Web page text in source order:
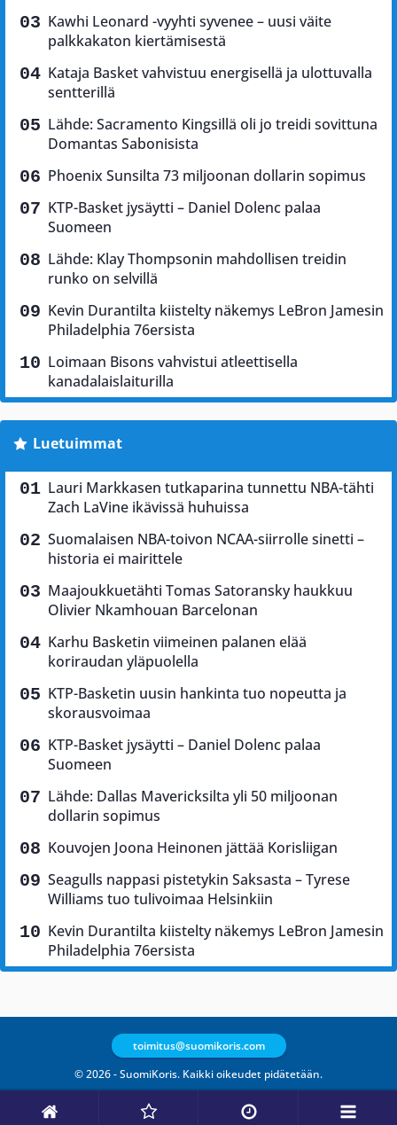
Kawhi Leonard -vyyhti syvenee – uusi väite
palkkakaton kiertämisestä
Kataja Basket vahvistuu energisellä ja ulottuvalla
sentterillä
Lähde: Sacramento Kingsillä oli jo treidi sovittuna
Domantas Sabonisista
Phoenix Sunsilta 73 miljoonan dollarin sopimus
KTP-Basket jysäytti – Daniel Dolenc palaa
Suomeen
Lähde: Klay Thompsonin mahdollisen treidin
runko on selvillä
Kevin Durantilta kiistelty näkemys LeBron Jamesin
Philadelphia 76ersista
Loimaan Bisons vahvistui atleettisella
kanadalaislaiturilla
Luetuimmat
Lauri Markkasen tutkaparina tunnettu NBA-tähti
Zach LaVine ikävissä huhuissa
Suomalaisen NBA-toivon NCAA-siirrolle sinetti –
historia ei mairittele
Maajoukkuetähti Tomas Satoransky haukkuu
Olivier Nkamhouan Barcelonan
Karhu Basketin viimeinen palanen elää
koriraudan yläpuolella
KTP-Basketin uusin hankinta tuo nopeutta ja
skorausvoimaa
KTP-Basket jysäytti – Daniel Dolenc palaa
Suomeen
Lähde: Dallas Mavericksilta yli 50 miljoonan
dollarin sopimus
Kouvojen Joona Heinonen jättää Korisliigan
Seagulls nappasi pistetykin Saksasta – Tyrese
Williams tuo tulivoimaa Helsinkiin
Kevin Durantilta kiistelty näkemys LeBron Jamesin
Philadelphia 76ersista
© 2026 - SuomiKoris. Kaikki oikeudet pidätetään.
toimitus@suomikoris.com